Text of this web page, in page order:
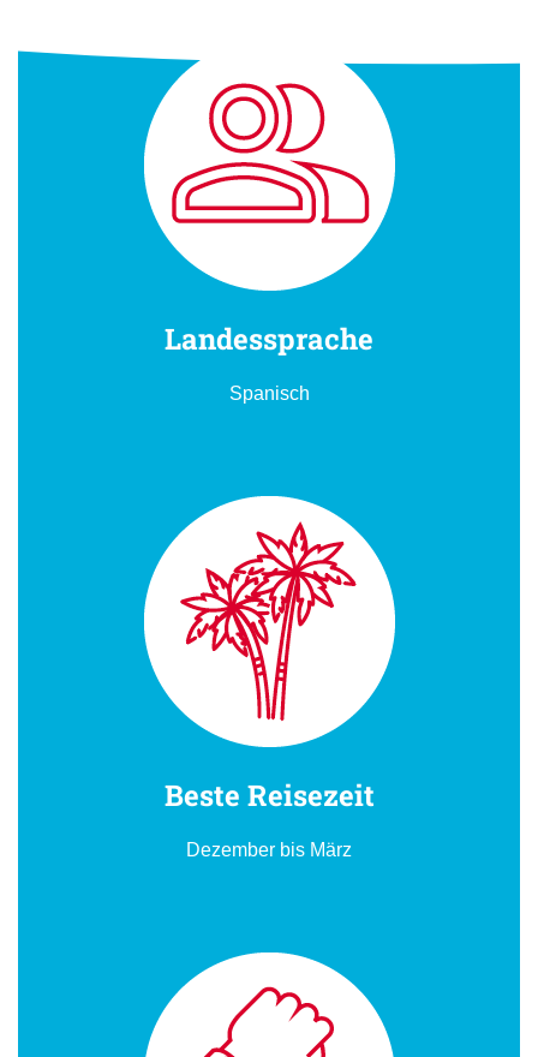
Landessprache
Spanisch
Beste Reisezeit
Dezember bis März